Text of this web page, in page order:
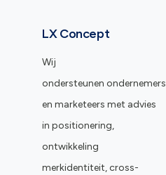
LX Concept
Wij
ondersteunen ondernemers
en marketeers met advies
in positionering,
ontwikkeling
merkidentiteit, cross-